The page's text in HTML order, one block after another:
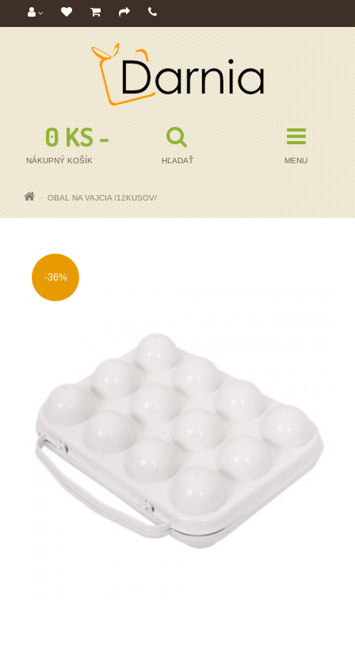
MENU
HĽADAŤ
0 KS - 0,00€
NÁKUPNÝ KOŠÍK
OBAL NA VAJCIA /12KUSOV/
-36%